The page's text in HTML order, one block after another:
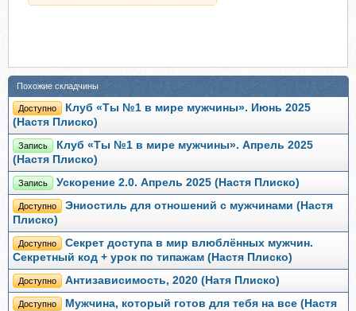
Похожие складчины
Доступно
Клуб «Ты №1 в мире мужчины». Июнь 2025
(Настя Плиско)
Запись
Клуб «Ты №1 в мире мужчины». Апрель 2025
(Настя Плиско)
Запись Ускорение 2.0. Апрель 2025 (Настя Плиско)
Доступно
Эниостиль для отношений с мужчинами (Настя
Плиско)
Доступно
Секрет доступа в мир влюблённых мужчин.
Секретный код + урок по типажам (Настя Плиско)
Доступно Антизависимость, 2020 (Натя Плиско)
Доступно
Мужчина, который готов для тебя на все (Настя